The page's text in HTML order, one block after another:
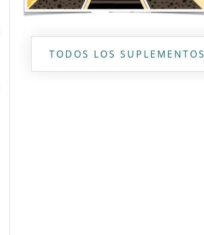
TODOS LOS SUPLEMENTOS